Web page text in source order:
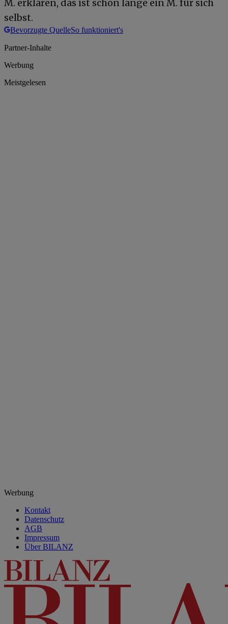
M. erklären, das ist schon lange ein M. für sich
selbst.
Bevorzugte QuelleSo funktioniert's
Partner-Inhalte
Werbung
Meistgelesen
Werbung
Kontakt
Datenschutz
AGB
Impressum
Über BILANZ